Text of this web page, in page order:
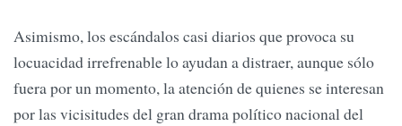
Asimismo, los escándalos casi diarios que provoca su
locuacidad irrefrenable lo ayudan a distraer, aunque sólo
fuera por un momento, la atención de quienes se interesan
por las vicisitudes del gran drama político nacional del